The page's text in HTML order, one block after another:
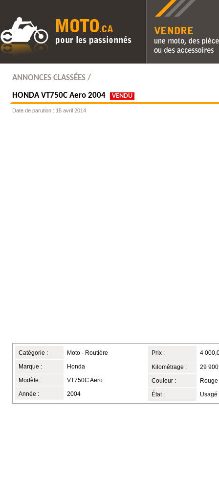
Vendre une moto, des
des accessoires
ANNONCES CLASSÉES /
HONDAVT750C Aero 2004 VENDU
Date de parution : 15 avril 2014
Catégorie : Moto - Routière
Marque : Honda
Modèle : VT750C Aero
Année : 2004
Prix : 4
Kilométrage : 29
Couleur : Rouge
État : Usagé